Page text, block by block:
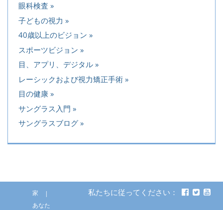
眼科検査
子どもの視力
40歳以上のビジョン
スポーツビジョン
目、アプリ、デジタル
レーシックおよび視力矯正手術
目の健康
サングラス入門
サングラスブログ
家
あなた
私たちに従ってください：